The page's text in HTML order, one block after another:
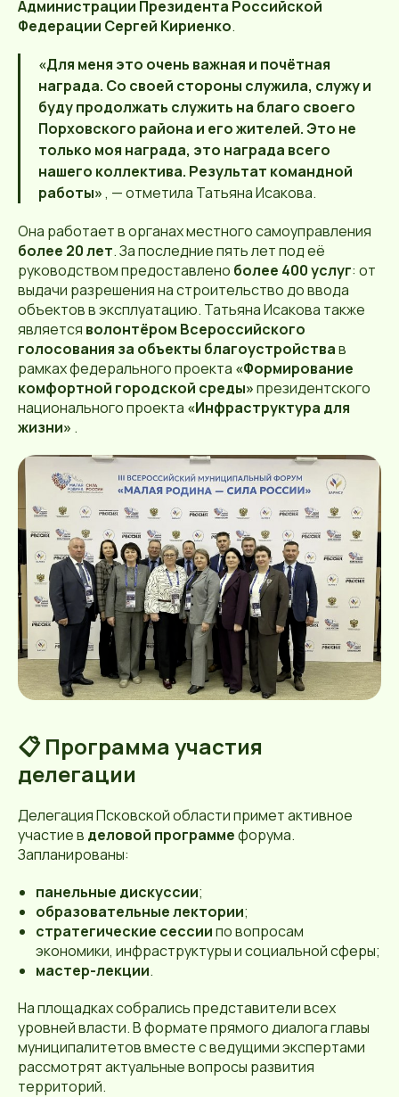
Администрации Президента Российской
Федерации Сергей Кириенко.
«Для меня это очень важная и почётная
награда. Со своей стороны служила, служу и
буду продолжать служить на благо своего
Порховского района и его жителей. Это не
только моя награда, это награда всего
нашего коллектива. Результат командной
работы», — отметила Татьяна Исакова.
Она работает в органах местного самоуправления
более 20 лет. За последние пять лет под её
руководством предоставлено более 400 услуг: от
выдачи разрешения на строительство до ввода
объектов в эксплуатацию. Татьяна Исакова также
является волонтёром Всероссийского
голосования за объекты благоустройствав
рамках федерального проекта «Формирование
комфортной городской среды»президентского
национального проекта «Инфраструктура для
жизни» .
📋 Программа участия
делегации
Делегация Псковской области примет активное
участие в деловой программефорума.
Запланированы:
панельные дискуссии;
образовательные лектории;
стратегические сессиипо вопросам
экономики, инфраструктуры и социальной сферы;
мастер-лекции.
На площадках собрались представители всех
уровней власти. В формате прямого диалога главы
муниципалитетов вместе с ведущими экспертами
рассмотрят актуальные вопросы развития
территорий.